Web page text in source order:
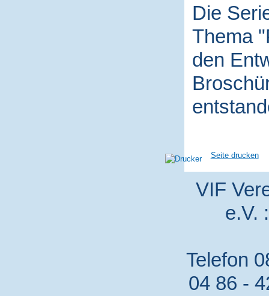
Die
Thema
den
Seite drucken
VIF
e.V.
Telefon
04 86 -